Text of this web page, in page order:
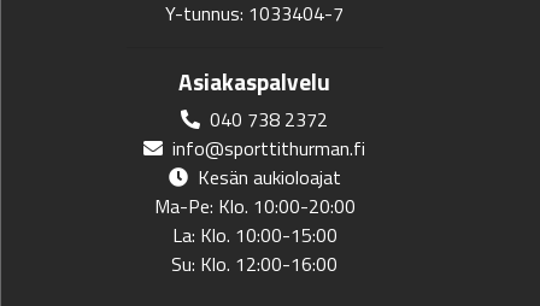
Y-tunnus: 1033404-7
Asiakaspalvelu
040 738 2372
info@sporttithurman.fi
Kesän aukioloajat
Ma-Pe: Klo. 10:00-20:00
La: Klo. 10:00-15:00
Su: Klo. 12:00-16:00